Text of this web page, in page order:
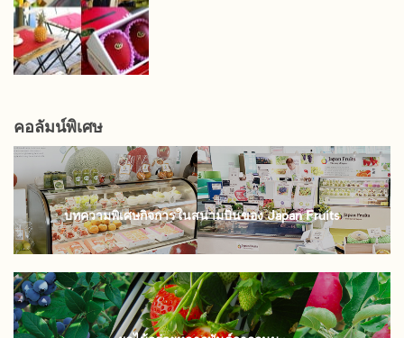
คอลัมน์พิเศษ
บทความพิเศษกิจการในสนามบินของ Japan Fruits